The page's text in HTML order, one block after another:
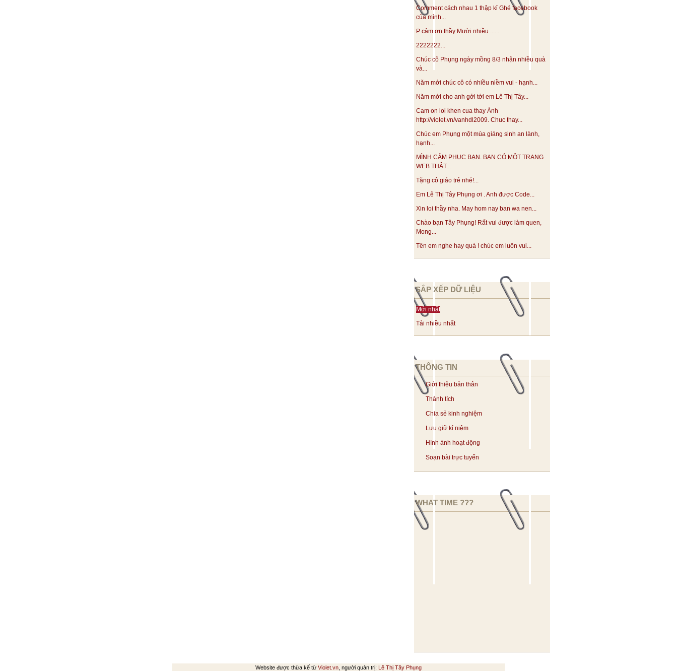
Comment cách nhau 1 thập kỉ Ghé facebook
của mình...
P cảm ơn thầy Mười nhiều ......
2222222...
Chúc cô Phụng ngày mồng 8/3 nhận nhiều quà
và...
Năm mới chúc cô có nhiều niềm vui - hạnh...
Năm mới cho anh gởi tới em Lê Thị Tây...
Cam on loi khen cua thay Ánh
http://violet.vn/vanhdl2009. Chuc thay...
Chúc em Phụng một mùa giáng sinh an lành,
hạnh...
MÌNH CẢM PHỤC BẠN. BẠN CÓ MỘT TRANG
WEB THẬT...
Tặng cô giáo trẻ nhé!...
Em Lê Thị Tây Phụng ơi . Anh được Code...
Xin loi thầy nha. May hom nay ban wa nen...
Chào bạn Tây Phụng! Rất vui được làm quen,
Mong...
Tên em nghe hay quá ! chúc em luôn vui...
SẮP XẾP DỮ LIỆU
Mới nhất
Tải nhiều nhất
THÔNG TIN
Giới thiệu bản thân
Thành tích
Chia sẻ kinh nghiệm
Lưu giữ kỉ niệm
Hình ảnh hoạt động
Soạn bài trực tuyến
WHAT TIME ???
Website được thừa kế từ Violet.vn , người quản trị: Lê Thị Tây Phụng